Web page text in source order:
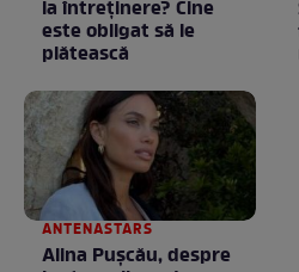
la întreținere? Cine
este obligat să le
plătească
ANTENASTARS
Alina Pușcău, despre